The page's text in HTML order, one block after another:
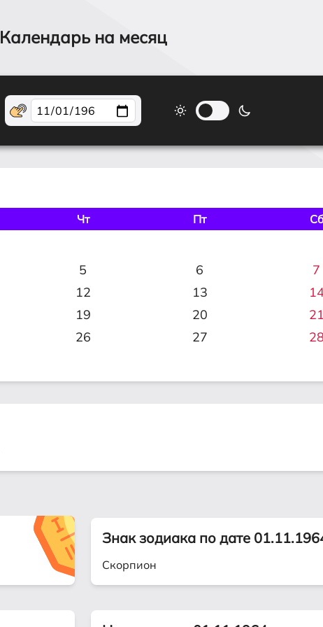
Календарь на месяц
Чт Пт Сб
5 6 7
12 13
19 20 21
26 27 28
Знак зодиака по дате
Скорпион